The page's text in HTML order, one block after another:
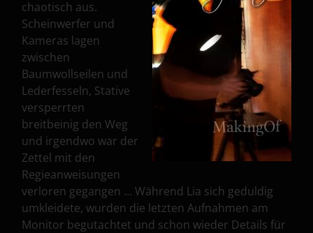
chaotisch aus.
Scheinwerfer und
Kameras lagen
zwischen
Baumwollseilen und
Lederfesseln, Stative
versperrten
breitbeinig den Weg
und irgendwo war der
Zettel mit den
Regieanweisungen
verloren gegangen … Während Lia sich geduldig
umkleidete, wurden die letzten Aufnahmen am
Monitor begutachtet und schon wieder Details für